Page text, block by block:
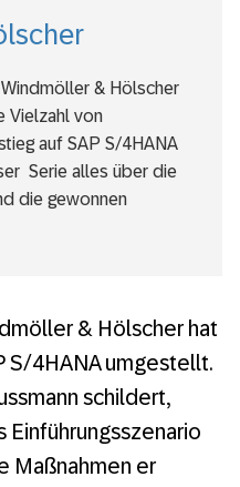
& Hölscher
Vielzahl von
auf SAP S/4HANA
Serie alles über die
die gewonnen
bei Windmöller &
bei Windmöller &
& Hölscher hat
S/4HANA umgestellt.
schildert,
Einführungsszenario
Maßnahmen er